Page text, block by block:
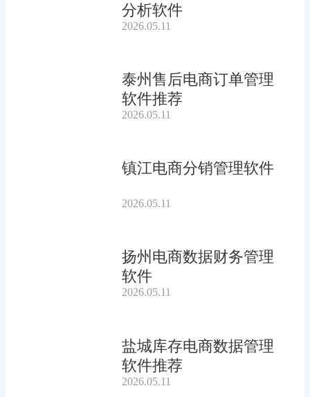
分析软件
2026.05.11
泰州售后电商订单管理
软件推荐
2026.05.11
镇江电商分销管理软件
2026.05.11
扬州电商数据财务管理
软件
2026.05.11
盐城库存电商数据管理
软件推荐
2026.05.11